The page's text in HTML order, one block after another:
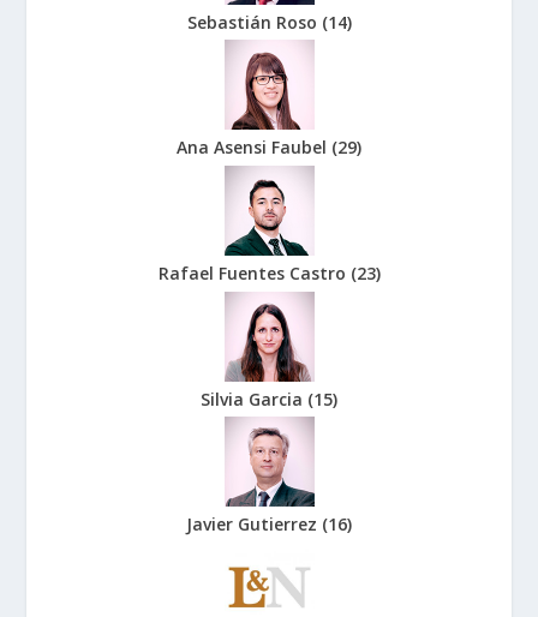
Sebastián Roso (14)
Ana Asensi Faubel (29)
Rafael Fuentes Castro (23)
Silvia Garcia (15)
Javier Gutierrez (16)